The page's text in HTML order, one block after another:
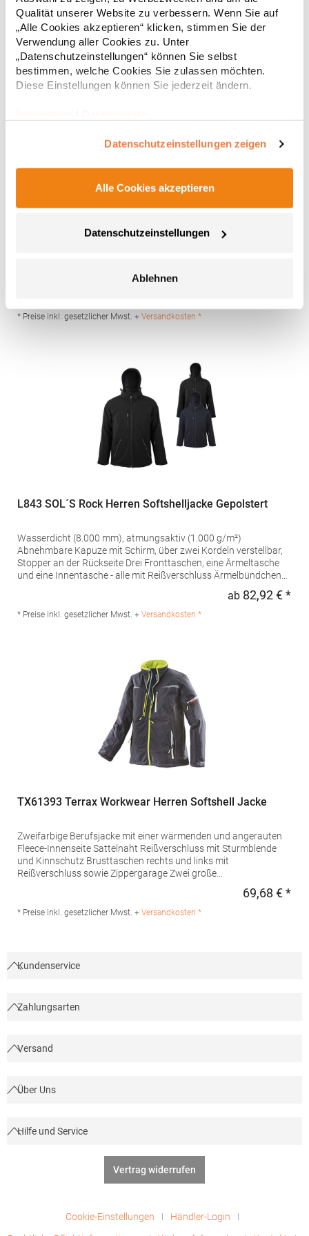
Qualität unserer Website zu verbessern. Wenn Sie auf
„Alle Cookies akzeptieren“ klicken, stimmen Sie der
Verwendung aller Cookies zu. Unter
„Datenschutzeinstellungen“ können Sie selbst
bestimmen, welche Cookies Sie zulassen möchten.
Diese Einstellungen können Sie jederzeit ändern.
Datenschutzeinstellungen zeigen
Alle Cookies akzeptieren
Datenschutzeinstellungen
Ablehnen
Atmungsaktiv, wasserdicht 8.000 mm, winddicht Softshell-
Single-Jersey-Bonding Bi-elastischMaterialzusammensetzung:
72% Polyester / 25% Baumwolle / 3% ElasthanAngaben zur
Produktsicherheit: Herst.-Nr.: 7830Hersteller: Promodoro
Fashion GmbH Am Gatherhof 57 40472 Düsseldorf Deutschland
E-Mail: info@promodoro.de
* Preise inkl. gesetzlicher Mwst. +Versandkosten *
JN1078 James+Nicholson Herren maritime
Trendige Softshell-Jacke mit modischen Details 3-lagiges
Reißverschlüsse und seitliches Band in Kontrastfarbe Elastische
GmbH Vor dem Weißen Stein 25-31 72461 Albstadt Deutschland
* Preise inkl. gesetzlicher Mwst. + Versandkosten *
L843 SOL´S Rock Herren Softshelljacke Gepolstert
Wasserdicht (8.000 mm), atmungsaktiv (1.000 g/m²)
Abnehmbare Kapuze mit Schirm, über zwei Kordeln verstellbar,
Stopper an der Rückseite Drei Fronttaschen, eine Ärmeltasche
und eine Innentasche - alle mit Reißverschluss Ärmelbündchen
Zugband am Saum Durchgehend wattiert Velcro®-
Men's Rock Padded SoftshellAngaben zur
Produktsicherheit: Herst.-Nr.: 46604Hersteller: SOLO INVEST 92
Rue Réaumur 75002 Paris Frankreich E-Mail:
ab 82,92 € *
* Preise inkl. gesetzlicher Mwst. + Versandkosten *
TX61393 Terrax Workwear Herren Softshell Jacke
Zweifarbige Berufsjacke mit einer wärmenden und angerauten
Fleece-Innenseite Sattelnaht Reißverschluss mit Sturmblende
und Kinnschutz Brusttaschen rechts und links mit
Reißverschluss sowie Zippergarage Zwei große
Kontrasten und reflektierenden Details Wind- und
Produktsicherheit: Herstellernummer: 61393Hersteller: Terrax
Außenhandels-GmbH, Endelner Feld 22, 46286 Dorsten,
69,68 € *
* Preise inkl. gesetzlicher Mwst. + Versandkosten *
Kundenservice
Zahlungsarten
Versand
Über Uns
Hilfe und Service
Vertrag widerrufen
Cookie-Einstellungen
Händler-Login